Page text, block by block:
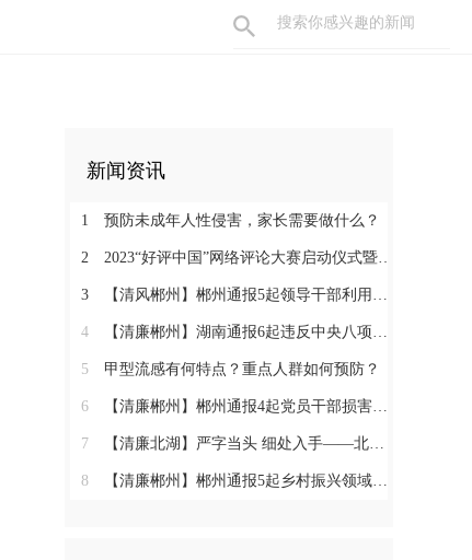
新闻资讯
1 预防未成年人性侵害，家长需要做什么？
2 2023“好评中国”网络评论大赛启动仪式暨网络评论创新论坛即将举行
3 【清风郴州】郴州通报5起领导干部利用职权或影响力为亲友牟利典型案例
4 【清廉郴州】湖南通报6起违反中央八项规定精神典型问题
5 甲型流感有何特点？重点人群如何预防？
6 【清廉郴州】郴州通报4起党员干部损害营商环境问题典型案例
7 【清廉北湖】严字当头 细处入手——北湖区纪委监委坚决纠治“四风”顽瘴痼疾
8 【清廉郴州】郴州通报5起乡村振兴领域不正之风和腐败问题典型案例